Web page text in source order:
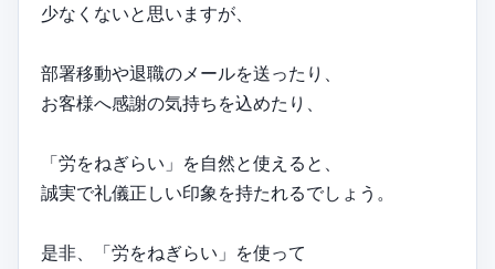
少なくないと思いますが、
部署移動や退職のメールを送ったり、
お客様へ感謝の気持ちを込めたり、
「労をねぎらい」を自然と使えると、
誠実で礼儀正しい印象を持たれるでしょう。
是非、「労をねぎらい」を使って